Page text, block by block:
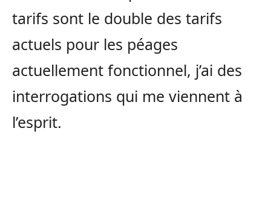
tarifs sont le double des tarifs
actuels pour les péages
actuellement fonctionnel, j’ai des
interrogations qui me viennent à
l’esprit.